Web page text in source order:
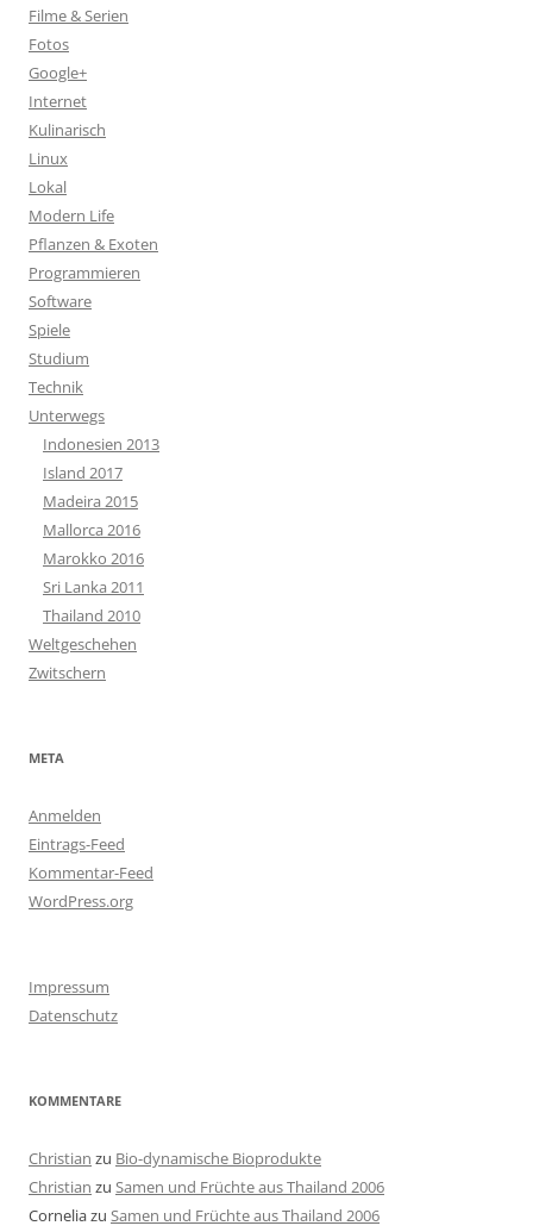
Filme & Serien
Fotos
Google+
Internet
Kulinarisch
Linux
Lokal
Modern Life
Pflanzen & Exoten
Programmieren
Software
Spiele
Studium
Technik
Unterwegs
Indonesien 2013
Island 2017
Madeira 2015
Mallorca 2016
Marokko 2016
Sri Lanka 2011
Thailand 2010
Weltgeschehen
Zwitschern
META
Anmelden
Eintrags-Feed
Kommentar-Feed
WordPress.org
Impressum
Datenschutz
KOMMENTARE
Christian zu Bio-dynamische Bioprodukte
Christian zu Samen und Früchte aus Thailand 2006
Corneliazu Samen und Früchte aus Thailand 2006